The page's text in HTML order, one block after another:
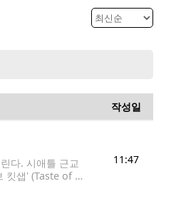
작성일
다. 시애틀 근교
샙' (Taste of Kit
11:47